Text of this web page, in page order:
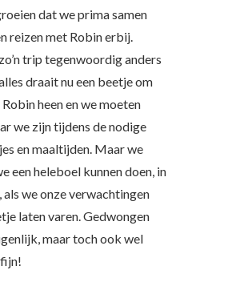
dat we prima samen
reizen met Robin erbij.
trip tegenwoordig anders
draait nu een beetje om
heen en we moeten
we zijn tijdens de nodige
en maaltijden. Maar we
een heleboel kunnen doen, in
we onze verwachtingen
laten varen. Gedwongen
maar toch ook wel